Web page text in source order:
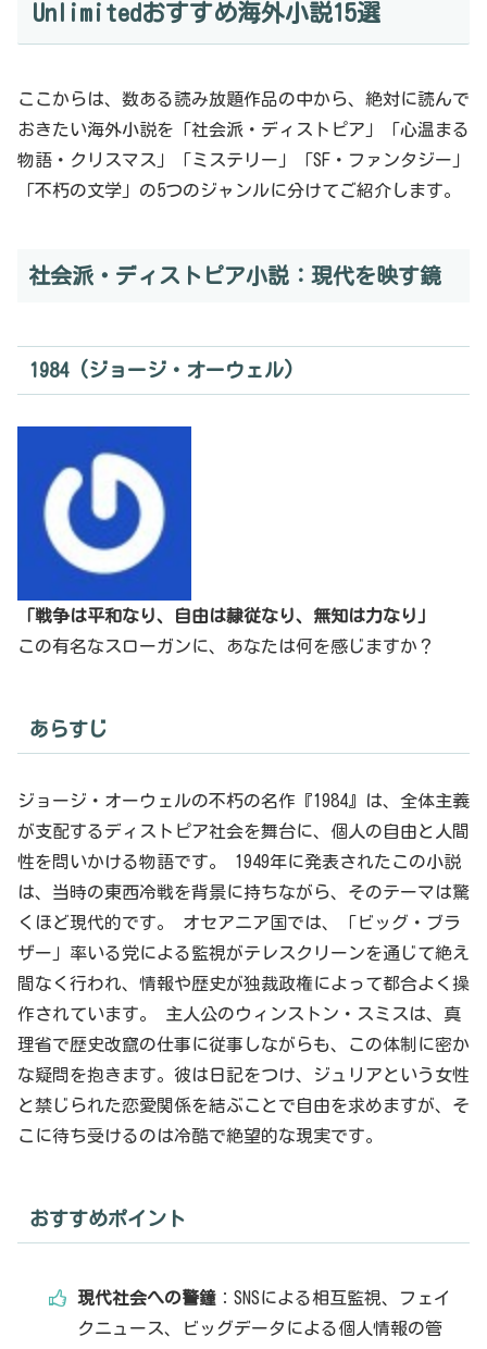
Unlimitedおすすめ海外小説15選
ここからは、数ある読み放題作品の中から、絶対に読んで
おきたい海外小説を「社会派・ディストピア」「心温まる
物語・クリスマス」「ミステリー」「SF・ファンタジー」
「不朽の文学」の5つのジャンルに分けてご紹介します。
社会派・ディストピア小説：現代を映す鏡
1984 (ジョージ・オーウェル)
「戦争は平和なり、自由は隷従なり、無知は力なり」
この有名なスローガンに、あなたは何を感じますか？
あらすじ
ジョージ・オーウェルの不朽の名作『1984』は、全体主義
が支配するディストピア社会を舞台に、個人の自由と人間
性を問いかける物語です。 1949年に発表されたこの小説
は、当時の東西冷戦を背景に持ちながら、そのテーマは驚
くほど現代的です。 オセアニア国では、「ビッグ・ブラ
ザー」率いる党による監視がテレスクリーンを通じて絶え
間なく行われ、情報や歴史が独裁政権によって都合よく操
作されています。 主人公のウィンストン・スミスは、真
理省で歴史改竄の仕事に従事しながらも、この体制に密か
な疑問を抱きます。彼は日記をつけ、ジュリアという女性
と禁じられた恋愛関係を結ぶことで自由を求めますが、そ
こに待ち受けるのは冷酷で絶望的な現実です。
おすすめポイント
現代社会への警鐘：SNSによる相互監視、フェイ
クニュース、ビッグデータによる個人情報の管